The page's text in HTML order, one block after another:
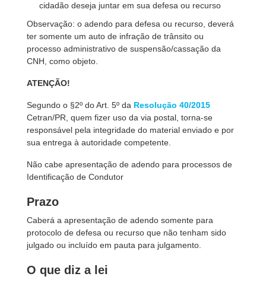
cidadão deseja juntar em sua defesa ou recurso
Observação: o adendo para defesa ou recurso, deverá
ter somente um auto de infração de trânsito ou
processo administrativo de suspensão/cassação da
CNH, como objeto.
ATENÇÃO!
Segundo o §2º do Art. 5º da Resolução 40/2015
Cetran/PR, quem fizer uso da via postal, torna-se
responsável pela integridade do material enviado e por
sua entrega à autoridade competente.
Não cabe apresentação de adendo para processos de
Identificação de Condutor
Prazo
Caberá a apresentação de adendo somente para
protocolo de defesa ou recurso que não tenham sido
julgado ou incluído em pauta para julgamento.
O que diz a lei